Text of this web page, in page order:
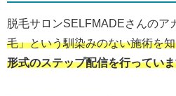
脱毛サロンSELFMADEさんのア
毛」という馴染みのない施術を
形式のステップ配信を行ってい